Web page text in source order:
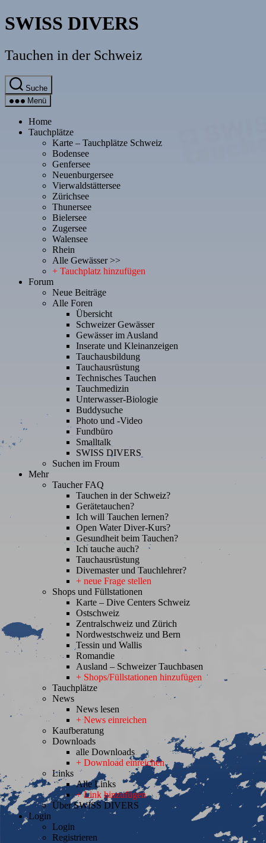
Direkt
zum
wechseln
SWISS DIVERS
Tauchen in der Schweiz
Suche
Menü
Home
Tauchplätze
Karte – Tauchplätze Schweiz
Bodensee
Genfersee
Neuenburgersee
Vierwaldstättersee
Zürichsee
Thunersee
Bielersee
Zugersee
Walensee
Rhein
Alle Gewässer >>
+ Tauchplatz hinzufügen
Forum
Neue Beiträge
Alle Foren
Übersicht
Schweizer Gewässer
Gewässer im Ausland
Inserate und Kleinanzeigen
Tauchausbildung
Tauchausrüstung
Technisches Tauchen
Tauchmedizin
Unterwasser-Biologie
Buddysuche
Photo und -Video
Fundbüro
Smalltalk
SWISS DIVERS
Suchen im Froum
Mehr
Taucher FAQ
Tauchen in der Schweiz?
Gerätetauchen?
Ich will Tauchen lernen?
Open Water Diver-Kurs?
Gesundheit beim Tauchen?
Ich tauche auch?
Tauchausrüstung
Divemaster und Tauchlehrer?
+ neue Frage stellen
Shops und Füllstationen
Karte – Dive Centers Schweiz
Ostschweiz
Zentralschweiz und Zürich
Nordwestschweiz und Bern
Tessin und Wallis
Romandie
Ausland – Schweizer Tauchbasen
+ Shops/Füllstationen hinzufügen
Tauchplätze
News
News lesen
+ News einreichen
Kaufberatung
Downloads
alle Downloads
+ Download einreichen
Links
Alle Links
+ Link hinzufügen
Über SWISS DIVERS
Login
Login
Registrieren